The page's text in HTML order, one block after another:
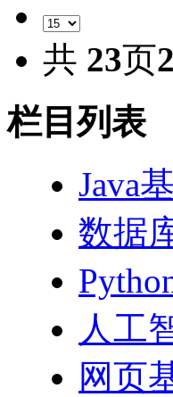
共 23页
栏目列表
Java
数据
人工
网页